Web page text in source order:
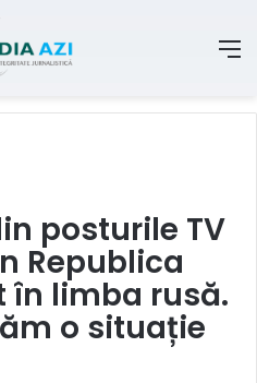
posturile TV
Republica
în limba rusă.
o situație